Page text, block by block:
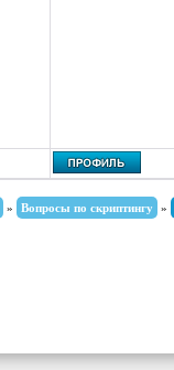
» Вопросы по скриптингу »